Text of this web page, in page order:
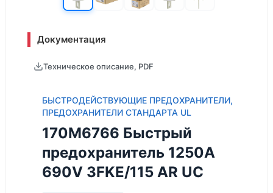
Документация
Техническое описание, PDF
БЫСТРОДЕЙСТВУЮЩИЕ ПРЕДОХРАНИТЕЛИ,
ПРЕДОХРАНИТЕЛИ СТАНДАРТА UL
170M6766 Быстрый
предохранитель 1250A
690V 3FKE/115 AR UC